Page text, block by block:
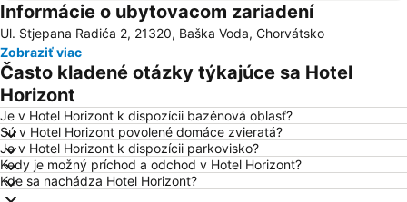
Stobrec
Željeznički kolodvor Split
Donja Luka
Letisko Brač
Zlatni Rat
Dubovica
Solin
Orebic beach
Sveti Ivan Krstitelj
Vrboska
Peristil
Grgur Ninski
Park Prirode Biokovo
Port of Split
Muzej Grada Splita
Informácie o ubytovacom zariadení
Ul. Stjepana Radića 2, 21320, Baška Voda, Chorvátsko
Zobraziť viac
Často kladené otázky týkajúce sa Hotel
Horizont
Je v Hotel Horizont k dispozícii bazénová oblasť?
Sú v Hotel Horizont povolené domáce zvieratá?
Je v Hotel Horizont k dispozícii parkovisko?
Kedy je možný príchod a odchod v Hotel Horizont?
Kde sa nachádza Hotel Horizont?